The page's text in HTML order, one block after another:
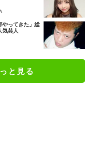
やってきた」総
気芸人
と見る